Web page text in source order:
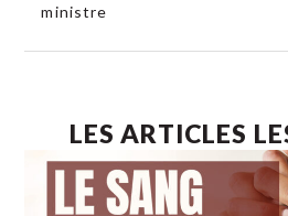
ministre
LES ARTICLES